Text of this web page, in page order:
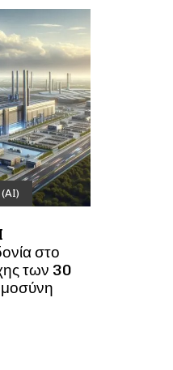
στο
των 30